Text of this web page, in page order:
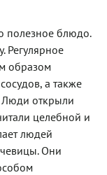
полезное блюдо.
Регулярное
образом
а также
Люди открыли
целебной и
людей
Они